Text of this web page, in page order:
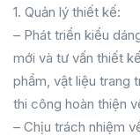
1. Quản lý thiết kế:
– Phát triển kiểu
mới và tư vấn thiết
phẩm, vật liệu trang
thi công hoàn thiện
– Chịu trách nhiệm